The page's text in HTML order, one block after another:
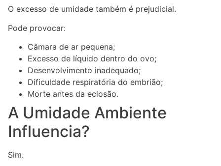
O excesso de umidade também é prejudicial.
Pode provocar:
Câmara de ar pequena;
Excesso de líquido dentro do ovo;
Desenvolvimento inadequado;
Dificuldade respiratória do embrião;
Morte antes da eclosão.
A Umidade Ambiente
Influencia?
Sim.